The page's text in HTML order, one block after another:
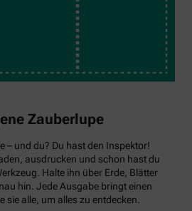
Zauberlupe
– und du? Du hast den Inspektor!
ausdrucken und schon hast du
Halte ihn über Erde, Blätter
hin. Jede Ausgabe bringt einen
sie alle, um alles zu entdecken.